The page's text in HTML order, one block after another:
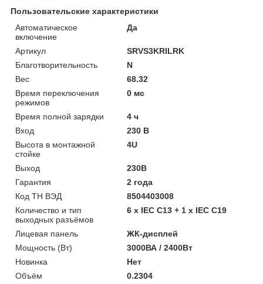
Пользовательские характеристики
Автоматическое
включение
Да
Артикул
SRVS3KRILRK
Благотворительность
N
Вес
68.32
Время переключения
режимов
0 мс
Время полной зарядки
4 ч
Вход
230 В
Высота в монтажной
стойке
4U
Выход
230В
Гарантия
2 года
Код ТН ВЭД
8504403008
Количество и тип
выходных разъёмов
6 x IEC C13 + 1 х IEC C19
Лицевая панель
ЖК-дисплей
Мощность (Bт)
3000ВА / 2400Вт
Новинка
Нет
Объём
0.2304